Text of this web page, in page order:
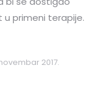
u primeni terapije.
2017.